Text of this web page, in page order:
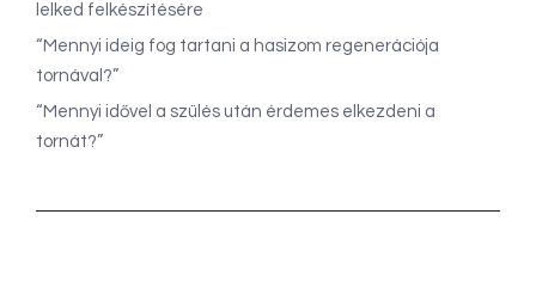
lelked felkészítésére
“Mennyi ideig fog tartani a hasizom regenerációja
tornával?”
“Mennyi idővel a szülés után érdemes elkezdeni a
tornát?”